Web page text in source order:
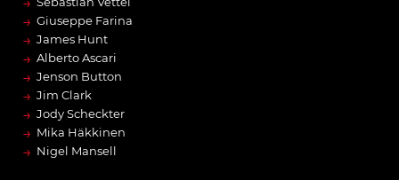
→ Giuseppe Farina
→ James Hunt
→ Alberto Ascari
→ Jenson Button
→ Jim Clark
→ Jody Scheckter
→ Mika Häkkinen
→ Nigel Mansell